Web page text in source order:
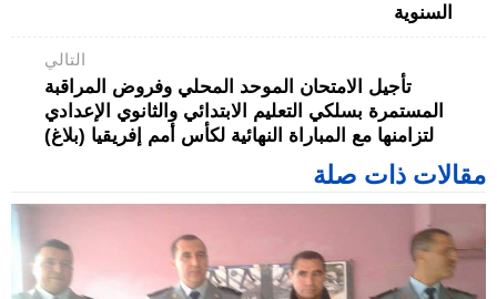
السنوية
التالي
تأجيل الامتحان الموحد المحلي وفروض المراقبة
المستمرة بسلكي التعليم الابتدائي والثانوي الإعدادي
لتزامنها مع المباراة النهائية لكأس أمم إفريقيا (بلاغ)
مقالات ذات صلة